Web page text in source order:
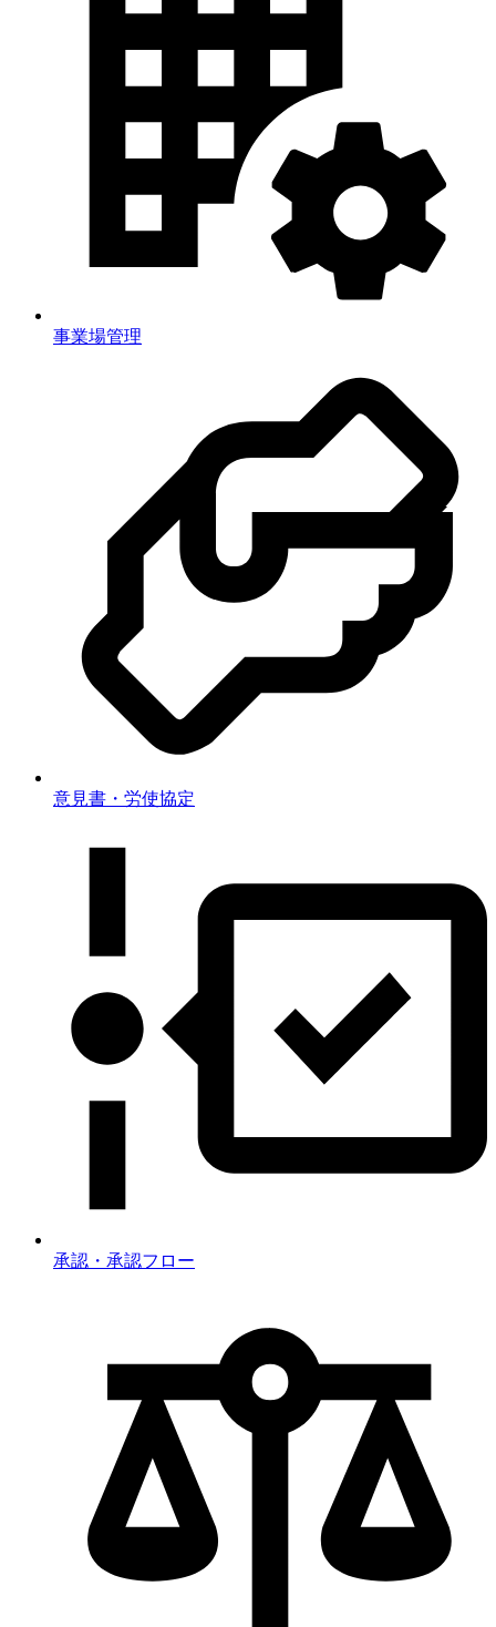
事業場管理
意見書・労使協定
承認・承認フロー